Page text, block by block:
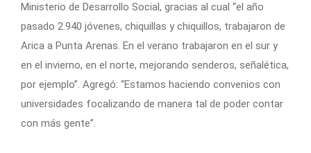
Ministerio de Desarrollo Social, gracias al cual “el año
pasado 2.940 jóvenes, chiquillas y chiquillos, trabajaron de
Arica a Punta Arenas. En el verano trabajaron en el sur y
en el invierno, en el norte, mejorando senderos, señalética,
por ejemplo”. Agregó: “Estamos haciendo convenios con
universidades focalizando de manera tal de poder contar
con más gente”.